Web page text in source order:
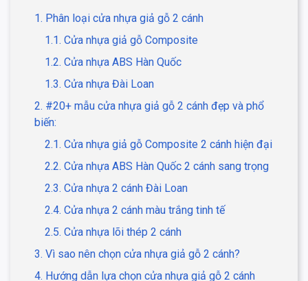
1. Phân loại cửa nhựa giả gỗ 2 cánh
1.1. Cửa nhựa giả gỗ Composite
1.2. Cửa nhựa ABS Hàn Quốc
1.3. Cửa nhựa Đài Loan
2. #20+ mẫu cửa nhựa giả gỗ 2 cánh đẹp và phổ
biến:
2.1. Cửa nhựa giả gỗ Composite 2 cánh hiện đại
2.2. Cửa nhựa ABS Hàn Quốc 2 cánh sang trọng
2.3. Cửa nhựa 2 cánh Đài Loan
2.4. Cửa nhựa 2 cánh màu trắng tinh tế
2.5. Cửa nhựa lõi thép 2 cánh
3. Vì sao nên chọn cửa nhựa giả gỗ 2 cánh?
4. Hướng dẫn lựa chọn cửa nhựa giả gỗ 2 cánh